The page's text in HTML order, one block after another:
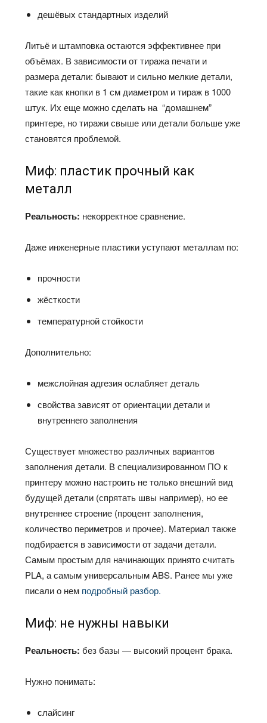
дешёвых стандартных изделий
Литьё и штамповка остаются эффективнее при
объёмах. В зависимости от тиража печати и
размера детали: бывают и сильно мелкие детали,
такие как кнопки в 1 см диаметром и тираж в 1000
штук. Их еще можно сделать на “домашнем”
принтере, но тиражи свыше или детали больше уже
становятся проблемой.
Миф: пластик прочный как
металл
Реальность: некорректное сравнение.
Даже инженерные пластики уступают металлам по:
прочности
жёсткости
температурной стойкости
Дополнительно:
межслойная адгезия ослабляет деталь
свойства зависят от ориентации детали и
внутреннего заполнения
Существует множество различных вариантов
заполнения детали. В специализированном ПО к
принтеру можно настроить не только внешний вид
будущей детали (спрятать швы например), но ее
внутреннее строение (процент заполнения,
количество периметров и прочее). Материал также
подбирается в зависимости от задачи детали.
Самым простым для начинающих принято считать
PLA, а самым универсальным ABS. Ранее мы уже
писали о нем подробный разбор.
Миф: не нужны навыки
Реальность: без базы — высокий процент брака.
Нужно понимать:
слайсинг